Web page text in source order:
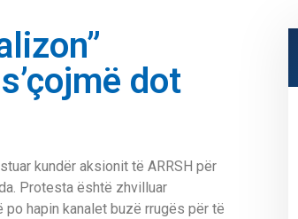
dot
kundër aksionit të ARRSH për
Protesta është zhvilluar
hapin kanalet buzë rrugës për të